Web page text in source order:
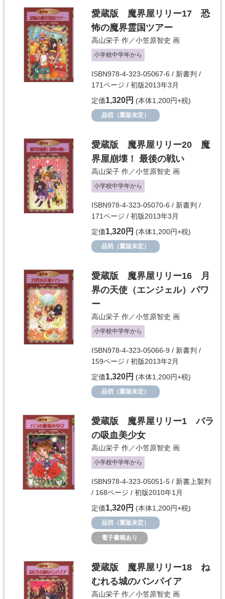
愛蔵版 魔界屋リリー17 恐
怖の魔界霊国ツアー
高山栄子 作／小笠原智史 画
小学校中学年から
ISBN978-4-323-05067-6 / 新書判 /
171ページ / 初版2013年3月
定価1,320円 (本体1,200円+税)
品切（重版未定）
愛蔵版 魔界屋リリー20 魔
界屋崩壊！ 最後の戦い
高山栄子 作／小笠原智史 画
小学校中学年から
ISBN978-4-323-05070-6 / 新書判 /
171ページ / 初版2013年3月
定価1,320円 (本体1,200円+税)
品切（重版未定）
愛蔵版 魔界屋リリー16 月
界の天使（エンジェル）パワ
ー
高山栄子 作／小笠原智史 画
小学校中学年から
ISBN978-4-323-05066-9 / 新書判 /
159ページ / 初版2013年2月
定価1,320円 (本体1,200円+税)
品切（重版未定）
愛蔵版 魔界屋リリー1 バラ
の吸血美少女
高山栄子 作／小笠原智史 画
小学校中学年から
ISBN978-4-323-05051-5 / 新書上製判
/ 168ページ / 初版2010年1月
定価1,320円 (本体1,200円+税)
品切（重版未定）
電子書籍あり
愛蔵版 魔界屋リリー18 ね
むれる城のバンパイア
高山栄子 作／小笠原智史 画